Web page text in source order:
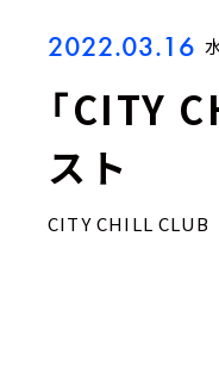
2022.03.16
「CITY
スト
CITY CHILL CLUB